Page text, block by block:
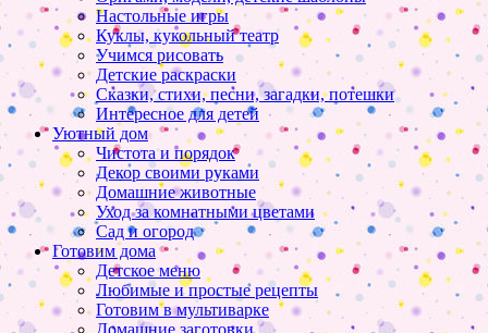
Настольные игры
Куклы, кукольный театр
Учимся рисовать
Детские раскраски
Сказки, стихи, песни, загадки, потешки
Интересное для детей
Уютный дом
Чистота и порядок
Декор своими руками
Домашние животные
Уход за комнатными цветами
Сад и огород
Готовим дома
Детское меню
Любимые и простые рецепты
Готовим в мультиварке
Домашние заготовки